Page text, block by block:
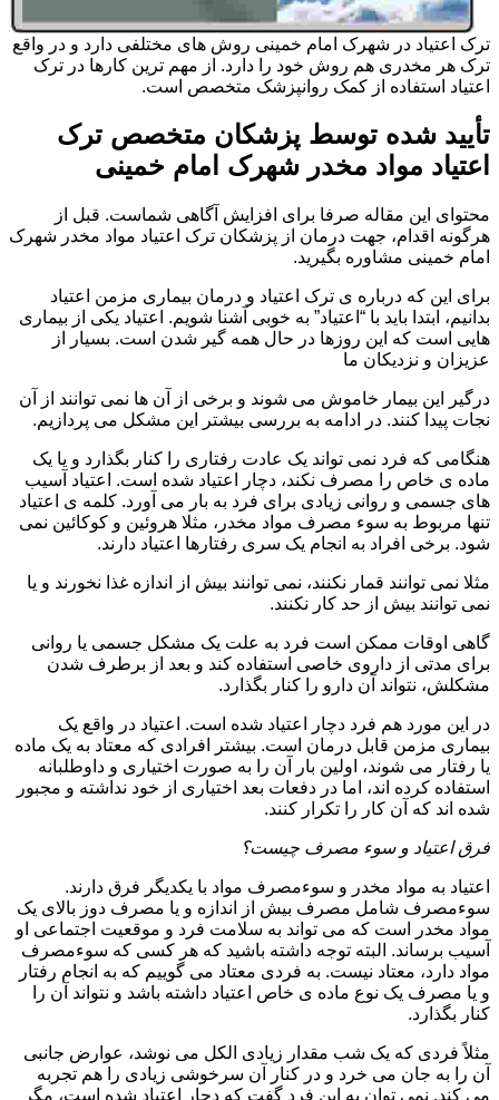
ترک اعتیاد در شهرک امام خمینی روش های مختلفی دارد و در واقع
ترک هر مخدری هم روش خود را دارد. از مهم ترین کارها در ترک
اعتیاد استفاده از کمک روانپزشک متخصص است.
تأیید شده توسط پزشکان متخصص ترک
اعتیاد مواد مخدر شهرک امام خمینی
محتوای این مقاله صرفا برای افزایش آگاهی شماست. قبل از
هرگونه اقدام، جهت درمان از پزشکان ترک اعتیاد مواد مخدر شهرک
امام خمینی مشاوره بگیرید.
برای این که درباره ی ترک اعتیاد و درمان بیماری مزمن اعتیاد
بدانیم، ابتدا باید با “اعتیاد” به خوبی آشنا شویم. اعتیاد یکی از بیماری
هایی است که این روزها در حال همه گیر شدن است. بسیار از
عزیزان و نزدیکان ما
درگیر این بیمار خاموش می شوند و برخی از آن ها نمی توانند از آن
نجات پیدا کنند. در ادامه به بررسی بیشتر این مشکل می پردازیم.
هنگامی که فرد نمی تواند یک عادت رفتاری را کنار بگذارد و یا یک
ماده ی خاص را مصرف نکند، دچار اعتیاد شده است. اعتیاد آسیب
های جسمی و روانی زیادی برای فرد به بار می آورد. کلمه ی اعتیاد
تنها مربوط به سوء مصرف مواد مخدر، مثلا هروئین و کوکائین نمی
شود. برخی افراد به انجام یک سری رفتارها اعتیاد دارند.
مثلا نمی توانند قمار نکنند، نمی توانند بیش از اندازه غذا نخورند و یا
نمی توانند بیش از حد کار نکنند.
گاهی اوقات ممکن است فرد به علت یک مشکل جسمی یا روانی
برای مدتی از داروی خاصی استفاده کند و بعد از برطرف شدن
مشکلش، نتواند آن دارو را کنار بگذارد.
در این مورد هم فرد دچار اعتیاد شده است. اعتیاد در واقع یک
بیماری مزمن قابل درمان است. بیشتر افرادی که معتاد به یک ماده
یا رفتار می شوند، اولین بار آن را به صورت اختیاری و داوطلبانه
استفاده کرده اند، اما در دفعات بعد اختیاری از خود نداشته و مجبور
شده اند که آن کار را تکرار کنند.
فرق اعتیاد و سوء مصرف چیست؟
اعتیاد به مواد مخدر و سوءمصرف مواد با یکدیگر فرق دارند.
سوءمصرف شامل مصرف بیش از اندازه و یا مصرف دوز بالای یک
مواد مخدر است که می تواند به سلامت فرد و موقعیت اجتماعی او
آسیب برساند. البته توجه داشته باشید که هر کسی که سوءمصرف
مواد دارد، معتاد نیست. به فردی معتاد می گوییم که به انجام رفتار
و یا مصرف یک نوع ماده ی خاص اعتیاد داشته باشد و نتواند آن را
کنار بگذارد.
مثلاً فردی که یک شب مقدار زیادی الکل می نوشد، عوارض جانبی
آن را به جان می خرد و در کنار آن سرخوشی زیادی را هم تجربه
می کند. نمی توان به این فرد گفت که دچار اعتیاد شده است، مگر